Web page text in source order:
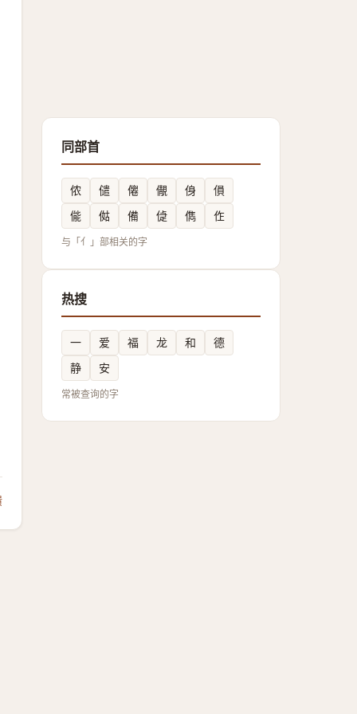
同部首
侬 儙 㒨 儬 㑗
傊
㑷
㑬 備 偼 儁 㑅
与「亻」部相关的字
热搜
一 爱 福 龙 和
德
静
安
常被查询的字